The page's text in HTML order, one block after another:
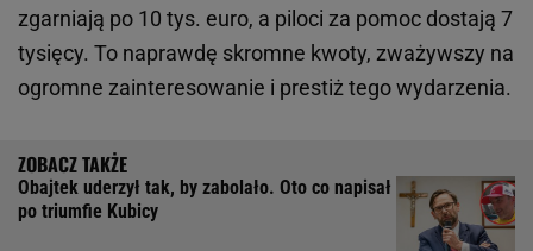
zgarniają po 10 tys. euro, a piloci za pomoc dostają 7
tysięcy. To naprawdę skromne kwoty, zważywszy na
ogromne zainteresowanie i prestiż tego wydarzenia.
Obajtek uderzył tak, by zabolało. Oto co napisał
po triumfie Kubicy